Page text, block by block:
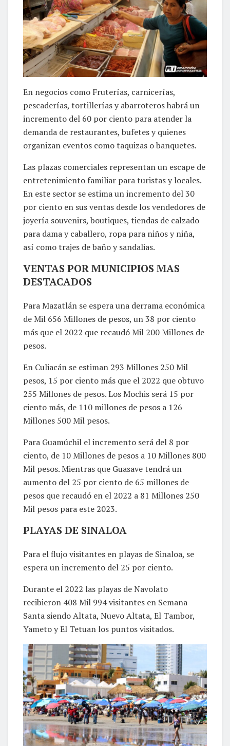
En negocios como Fruterías, carnicerías,
pescaderías, tortillerías y abarroteros habrá un
incremento del 60 por ciento para atender la
demanda de restaurantes, bufetes y quienes
organizan eventos como taquizas o banquetes.
Las plazas comerciales representan un escape de
entretenimiento familiar para turistas y locales.
En este sector se estima un incremento del 30
por ciento en sus ventas desde los vendedores de
joyería souvenirs, boutiques, tiendas de calzado
para dama y caballero, ropa para niños y niña,
así como trajes de baño y sandalias.
VENTAS POR MUNICIPIOS MAS
DESTACADOS
Para Mazatlán se espera una derrama económica
de Mil 656 Millones de pesos, un 38 por ciento
más que el 2022 que recaudó Mil 200 Millones de
pesos.
En Culiacán se estiman 293 Millones 250 Mil
pesos, 15 por ciento más que el 2022 que obtuvo
255 Millones de pesos. Los Mochis será 15 por
ciento más, de 110 millones de pesos a 126
Millones 500 Mil pesos.
Para Guamúchil el incremento será del 8 por
ciento, de 10 Millones de pesos a 10 Millones 800
Mil pesos. Mientras que Guasave tendrá un
aumento del 25 por ciento de 65 millones de
pesos que recaudó en el 2022 a 81 Millones 250
Mil pesos para este 2023.
PLAYAS DE SINALOA
Para el flujo visitantes en playas de Sinaloa, se
espera un incremento del 25 por ciento.
Durante el 2022 las playas de Navolato
recibieron 408 Mil 994 visitantes en Semana
Santa siendo Altata, Nuevo Altata, El Tambor,
Yameto y El Tetuan los puntos visitados.